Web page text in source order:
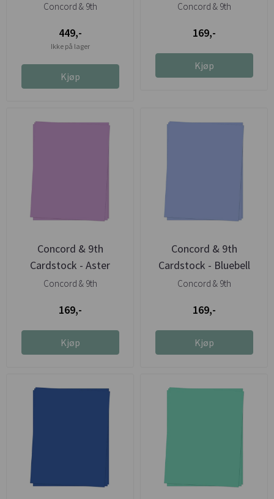
Concord & 9th
449,-
Ikke på lager
Kjøp
Concord & 9th
169,-
Kjøp
Concord & 9th
Cardstock - Aster
Concord & 9th
169,-
Kjøp
Concord & 9th
Cardstock - Bluebell
Concord & 9th
169,-
Kjøp